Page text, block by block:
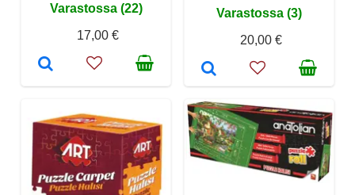
Varastossa (22)
17,00 €
Varastossa (3)
20,00 €